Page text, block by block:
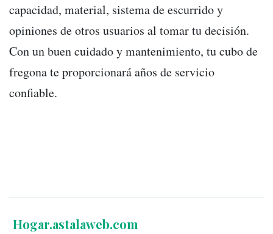
capacidad, material, sistema de escurrido y
opiniones de otros usuarios al tomar tu decisión.
Con un buen cuidado y mantenimiento, tu cubo de
fregona te proporcionará años de servicio
confiable.
Hogar.astalaweb.com